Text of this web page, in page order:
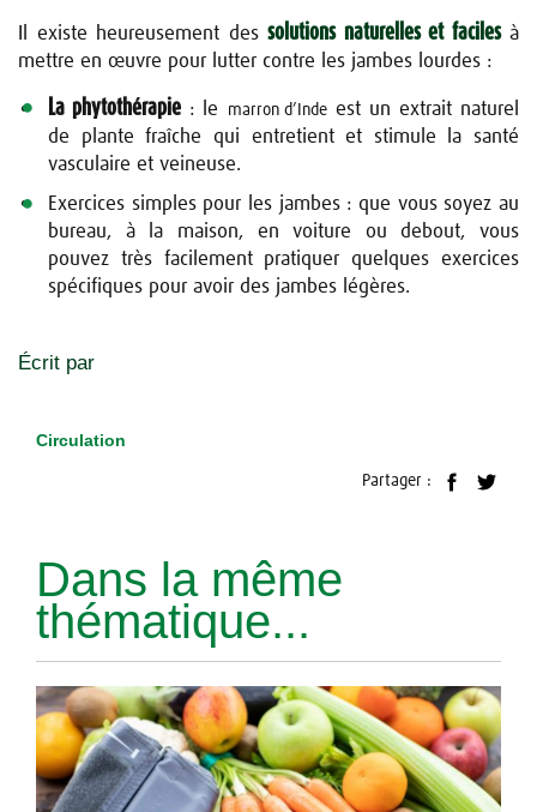
Il existe heureusement des solutions naturelles et facilesà
mettre en œuvre pour lutter contre les jambes lourdes :
La phytothérapie : le marron d’Indeest un extrait naturel
de plante fraîche qui entretient et stimule la santé
vasculaire et veineuse.
Exercices simples pour les jambes : que vous soyez au
bureau, à la maison, en voiture ou debout, vous
pouvez très facilement pratiquer quelques exercices
spécifiques pour avoir des jambes légères.
Écrit par
Circulation
Partager :
Dans la même
thématique...